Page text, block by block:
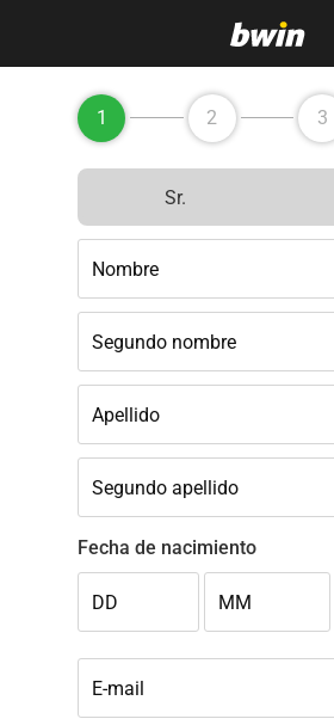
1 2 3
Sr.
Nombre
Segundo nombre
Apellido
Segundo apellido
Fecha de nacimiento
DD MM
E-mail